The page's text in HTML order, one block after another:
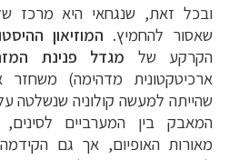
ובכל זאת, שנגחאי היא מרכז
שאסור להחמיץ. המוזיאון
הקרקע של מגדל פנינת
ארכיטקטונית מדהימה) משחזר
שהייתה למעשה קולוניה שנשלטה
המאבק בין המערביים לסינים,
מאורות האופיום, אך גם